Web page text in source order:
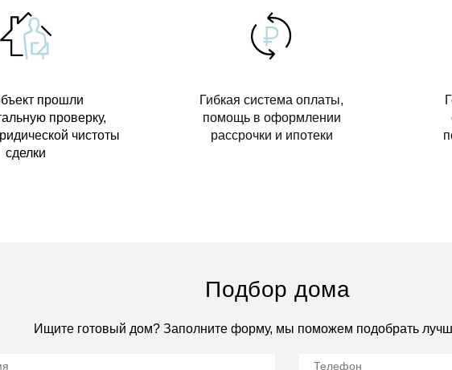
прошли
проверку,
чистоты
сделки
Гибкая система оплаты,
помощь в оформлении
рассрочки и ипотеки
Подбор дома
Ищите готовый дом? Заполните форму, мы поможем подобрать